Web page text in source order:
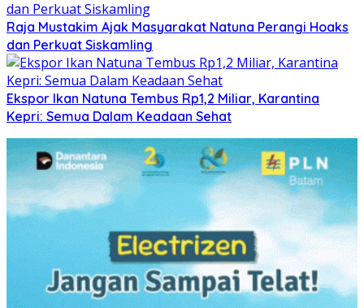
Raja Mustakim Ajak Masyarakat Natuna Perangi Hoaks
dan Perkuat Siskamling
Ekspor Ikan Natuna Tembus Rp1,2 Miliar, Karantina
Kepri: Semua Dalam Keadaan Sehat